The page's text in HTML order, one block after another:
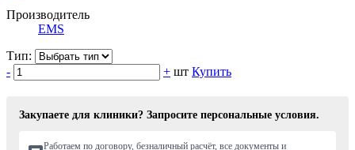
Производитель
EMS
Тип:
-
+ шт Купить
Закупаете для клиники? Запросите персональные условия.
Работаем по договору, безналичный расчёт, все документы и